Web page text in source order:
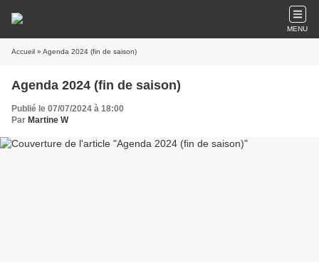
MENU
Accueil » Agenda 2024 (fin de saison)
Agenda 2024 (fin de saison)
Publié le 07/07/2024 à 18:00
Par Martine W